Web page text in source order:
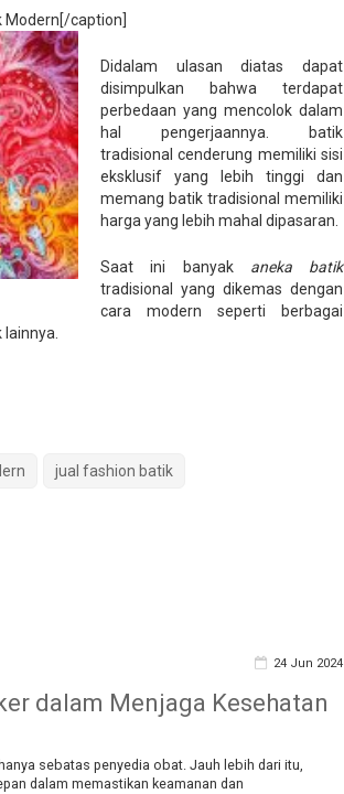
Modern[/caption]
Didalam ulasan diatas dapat
disimpulkan bahwa terdapat
perbedaan yang mencolok dalam
hal pengerjaannya. batik
tradisional cenderung memiliki sisi
eksklusif yang lebih tinggi dan
memang batik tradisional memiliki
harga yang lebih mahal dipasaran.
Saat ini banyak aneka batik
tradisional yang dikemas dengan
cara modern seperti berbagai
jual fashion batik
24 Jun 2024
dalam Menjaga Kesehatan
sebatas penyedia obat. Jauh lebih dari itu,
dalam memastikan keamanan dan